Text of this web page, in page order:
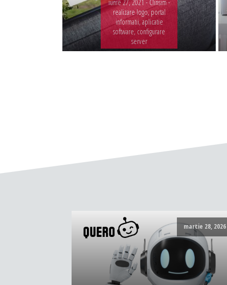
iunie 27, 2021 - Clinsim -
realizare logo, portal
informatii, aplicatie
software, configurare
server
martie 28, 2026